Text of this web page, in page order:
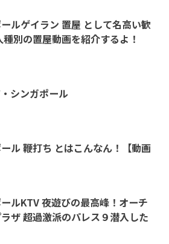
ルゲイラン 置屋 として名高い歓
別の置屋動画を紹介するよ！
シンガポール
ル 鞭打ち とはこんなん！【動画
ルKTV 夜遊びの最高峰！オーチ
ザ 超過激派のパレス９潜入した